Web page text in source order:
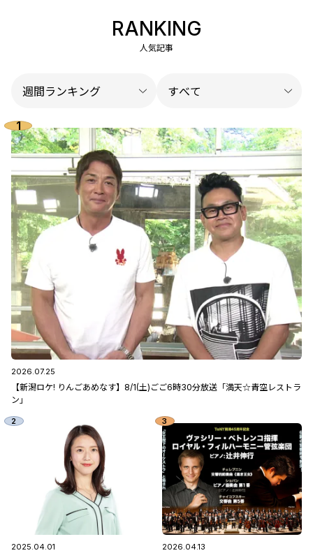
RANKING
人気記事
2026.07.25
【新潟ロケ! りんごあめなす】8/1(土)ごご6時30分放送「満天☆青空レストラ
ン」
2025.04.01 2026.04.13